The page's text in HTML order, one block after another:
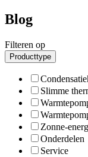
Blog
Filteren op
Producttype
Slimme
Zonne-
Onderdelen
Service